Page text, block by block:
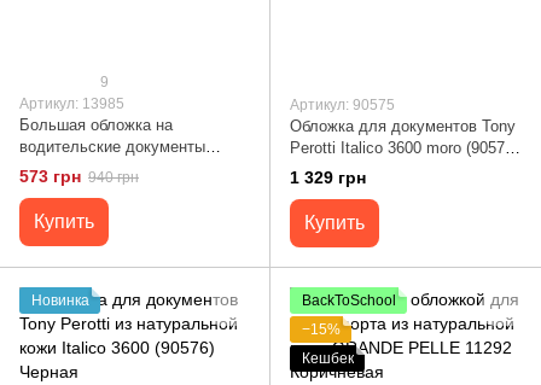
9
Артикул: 13985
Большая обложка на
водительские документы
SHVIGEL 13985 Черная
573 грн 940 грн
Купить
Артикул: 90575
Обложка для документов Tony
Perotti Italico 3600 moro (90575)
Коричневая
1 329 грн
Купить
Новинка
BackToSchool
−15%
Кешбек